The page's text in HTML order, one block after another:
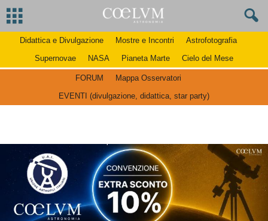
Didattica e Divulgazione Mostre e Incontri
Astrofotografia
Supernovae
NASA Pianeta Marte Cielo del Mese
FORUM
Mappa Osservatori
EVENTI (divulgazione, didattica, star party)